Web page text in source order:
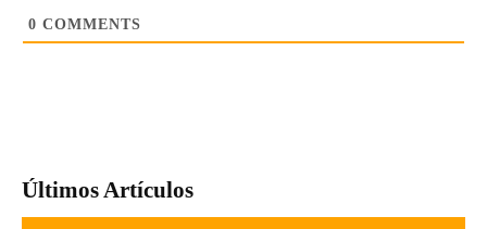
0 COMMENTS
Últimos Artículos